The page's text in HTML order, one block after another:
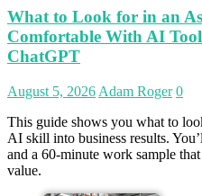
What to Look for in an
Comfortable With AI
ChatGPT
August 5, 2026 Adam Roger 0
This guide shows you what to
AI skill into business results.
and a 60-minute work sample
value.